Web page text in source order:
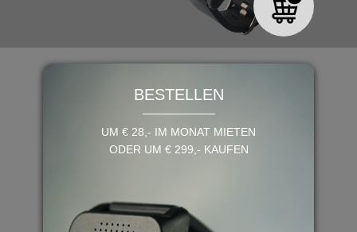
BESTELLEN
UM € 28,- IM MONAT MIETEN
ODER UM € 299,- KAUFEN